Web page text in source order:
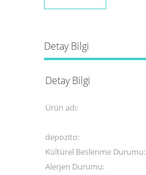
Detay Bilgi
Detay Bilgi
Ürün adı:
depozito:
Kültürel Beslenme Durumu:
Alerjen Durumu: